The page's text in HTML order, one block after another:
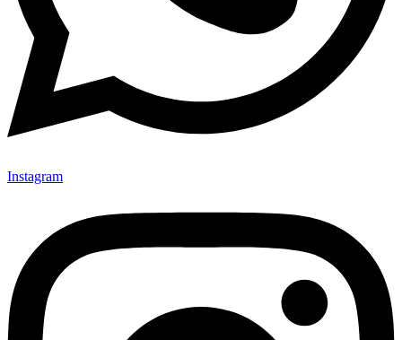
Instagram